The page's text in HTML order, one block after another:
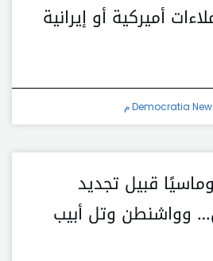
أميركية أو إيرانية
Democratia
قبيل تجديد
وواشنطن وتل أبيب